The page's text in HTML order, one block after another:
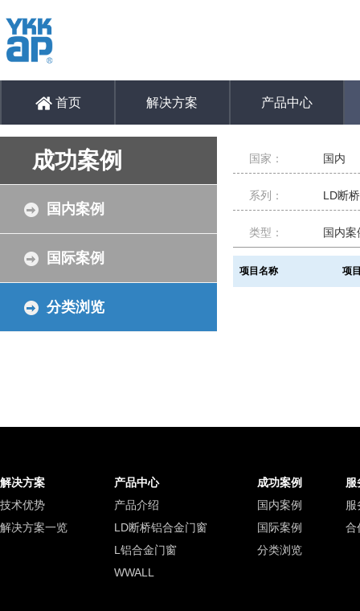
首页 解决方案 产品中心
成功案例
国内案例
国际案例
分类浏览
国家： 国内
系列： LD断
类型： 国内案
项目名称 项
解决方案 产品中心 成功案例
服
技术优势
产品介绍 国内案例
服
解决方案一览
LD断桥铝合金门窗 国际案例
合
L铝合金门窗
分类浏览
WWALL